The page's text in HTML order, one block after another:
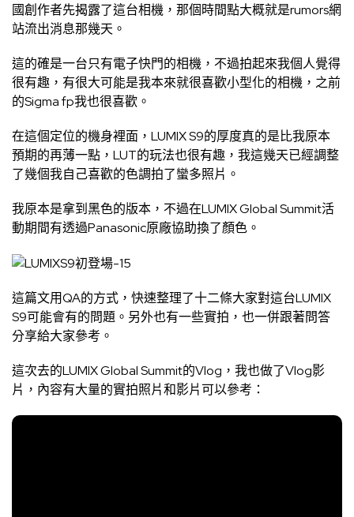
國創作者先揭露了這台相機，那個時間點大概就是rumors網
站流出消息那幾天。
這的確是一台只有電子快門的相機，不過拍起來我個人覺得
很有趣，有很大可能是我本來就很喜歡小型化的相機，之前
的Sigma fp我也很喜歡。
在這個定位的機身裡面，LUMIX S9的厚度真的是比我原本
預期的再薄一點，LUT的玩法也很有趣，我這幾天已經調整
了幾個我自己喜歡的色調拍了蠻多照片。
我原本是拿到黑色的版本，不過在LUMIX Global Summit活
動期間有透過Panasonic原廠協助換了顏色。
這篇文用QA的方式，快速整理了十二條大家對這台LUMIX
S9可能會有的問題。另外也有一些實拍，也一併跟著問答
分享給大家參考。
這次去的LUMIX Global Summit的Vlog，我也做了Vlog影
片，內容有大量的實拍照片和影片可以參考：